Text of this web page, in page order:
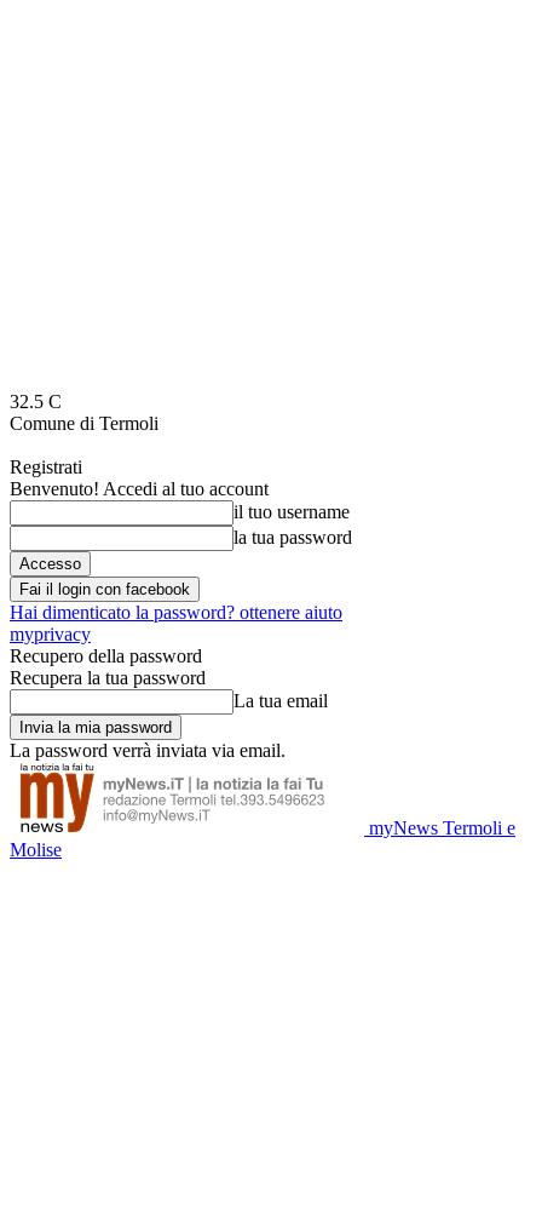
32.5 C
Comune di Termoli
Registrati
Benvenuto! Accedi al tuo account
il tuo username
la tua password
Fai il login con facebook
Hai dimenticato la password? ottenere aiuto
myprivacy
Recupero della password
Recupera la tua password
La tua email
La password verrà inviata via email.
myNews Termoli e
Molise